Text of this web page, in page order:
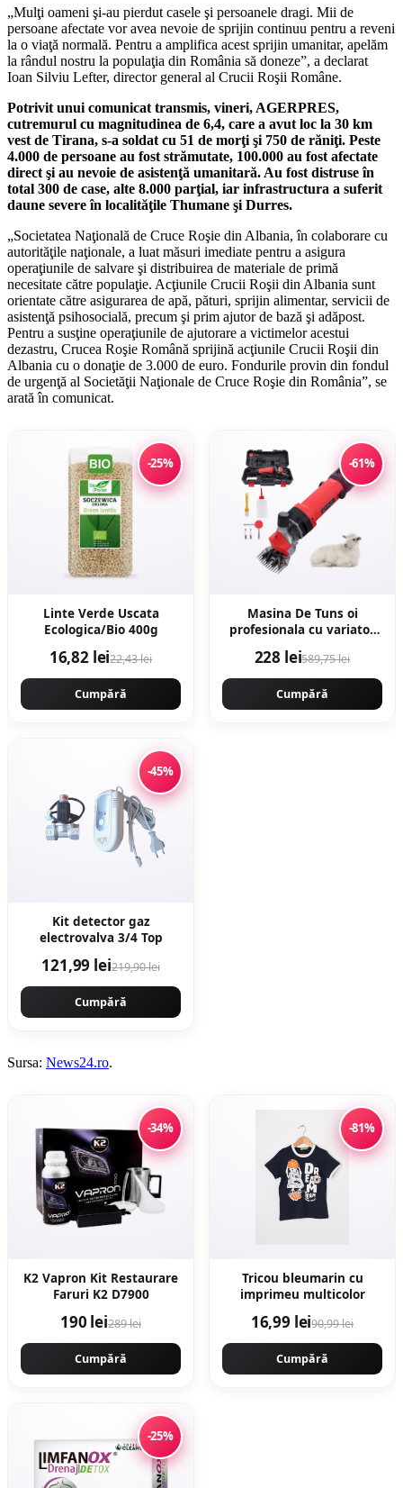
„Mulţi oameni şi-au pierdut casele şi persoanele dragi. Mii de
persoane afectate vor avea nevoie de sprijin continuu pentru a reveni
la o viaţă normală. Pentru a amplifica acest sprijin umanitar, apelăm
la rândul nostru la populaţia din România să doneze”, a declarat
Ioan Silviu Lefter, director general al Crucii Roşii Române.
Potrivit unui comunicat transmis, vineri, AGERPRES,
cutremurul cu magnitudinea de 6,4, care a avut loc la 30 km
vest de Tirana, s-a soldat cu 51 de morţi şi 750 de răniţi. Peste
4.000 de persoane au fost strămutate, 100.000 au fost afectate
direct şi au nevoie de asistenţă umanitară. Au fost distruse în
total 300 de case, alte 8.000 parţial, iar infrastructura a suferit
daune severe în localităţile Thumane şi Durres.
„Societatea Naţională de Cruce Roşie din Albania, în colaborare cu
autorităţile naţionale, a luat măsuri imediate pentru a asigura
operaţiunile de salvare şi distribuirea de materiale de primă
necesitate către populaţie. Acţiunile Crucii Roşii din Albania sunt
orientate către asigurarea de apă, pături, sprijin alimentar, servicii de
asistenţă psihosocială, precum şi prim ajutor de bază şi adăpost.
Pentru a susţine operaţiunile de ajutorare a victimelor acestui
dezastru, Crucea Roşie Română sprijină acţiunile Crucii Roşii din
Albania cu o donaţie de 3.000 de euro. Fondurile provin din fondul
de urgenţă al Societăţii Naţionale de Cruce Roşie din România”, se
arată în comunicat.
-25%
Linte Verde Uscata
Ecologica/Bio 400g
16,82 lei22,43 lei
Cumpără
-61%
Masina De Tuns oi
profesionala cu variator
2400rpm, accesorii
incluse, carbuni rezerva,
NAKAMOTO 1000 JAPAN
228 lei589,75 lei
Cumpără
-45%
Kit detector gaz
electrovalva 3/4 Top
121,99 lei219,90 lei
Cumpără
Sursa: News24.ro.
-34%
K2 Vapron Kit Restaurare
Faruri K2 D7900
190 lei289 lei
Cumpără
-81%
Tricou bleumarin cu
imprimeu multicolor
16,99 lei90,99 lei
Cumpără
-25%